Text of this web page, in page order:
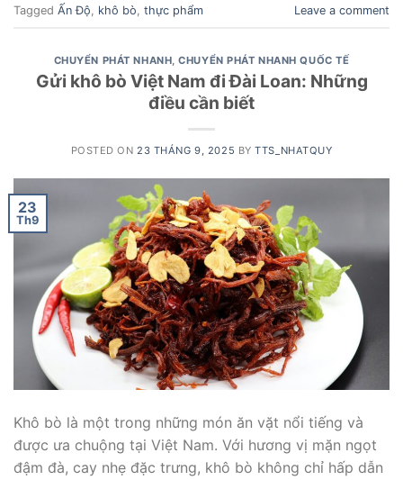
Tagged Ấn Độ khô bò thực phẩm Leave a comment
CHUYỂN PHÁT NHANH ,CHUYỂN PHÁT NHANH QUỐC TẾ
Gửi khô bò Việt Nam đi Đài Loan: Những
điều cần biết
POSTED ON23 THÁNG 9, 2025 BYTTS_NHATQUY
23
Th9
Khô bò là một trong những món ăn vặt nổi tiếng và
được ưa chuộng tại Việt Nam. Với hương vị mặn ngọt
đậm đà, cay nhẹ đặc trưng, khô bò không chỉ hấp dẫn